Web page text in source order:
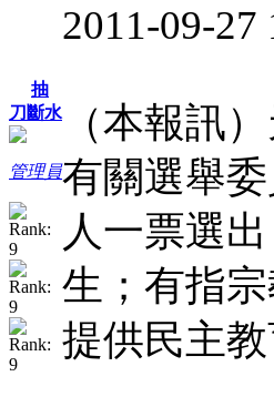
抽
刀斷水
管理員
2011-09-27
（本報訊
有關選舉
人一票選
生；有指
提供民主教